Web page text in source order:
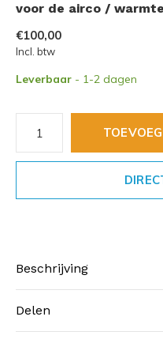
voor de airco /
€100,00
Incl. btw
Leverbaar - 1-2 dagen
Beschrijving
Delen